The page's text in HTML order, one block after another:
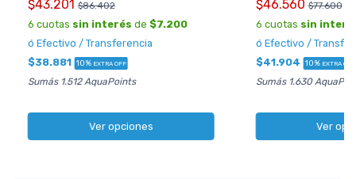
$43.201 $86.402
6 cuotas sin interés de $7.200
ó Efectivo / Transferencia
$38.881 10% EXTRA OFF
Sumás 1.512 AquaPoints
Ver opciones
$46.560 $77.600
6 cuotas sin
ó Efectivo /
$41.904 10% EXTRA OFF
Sumás 1.630
Ver